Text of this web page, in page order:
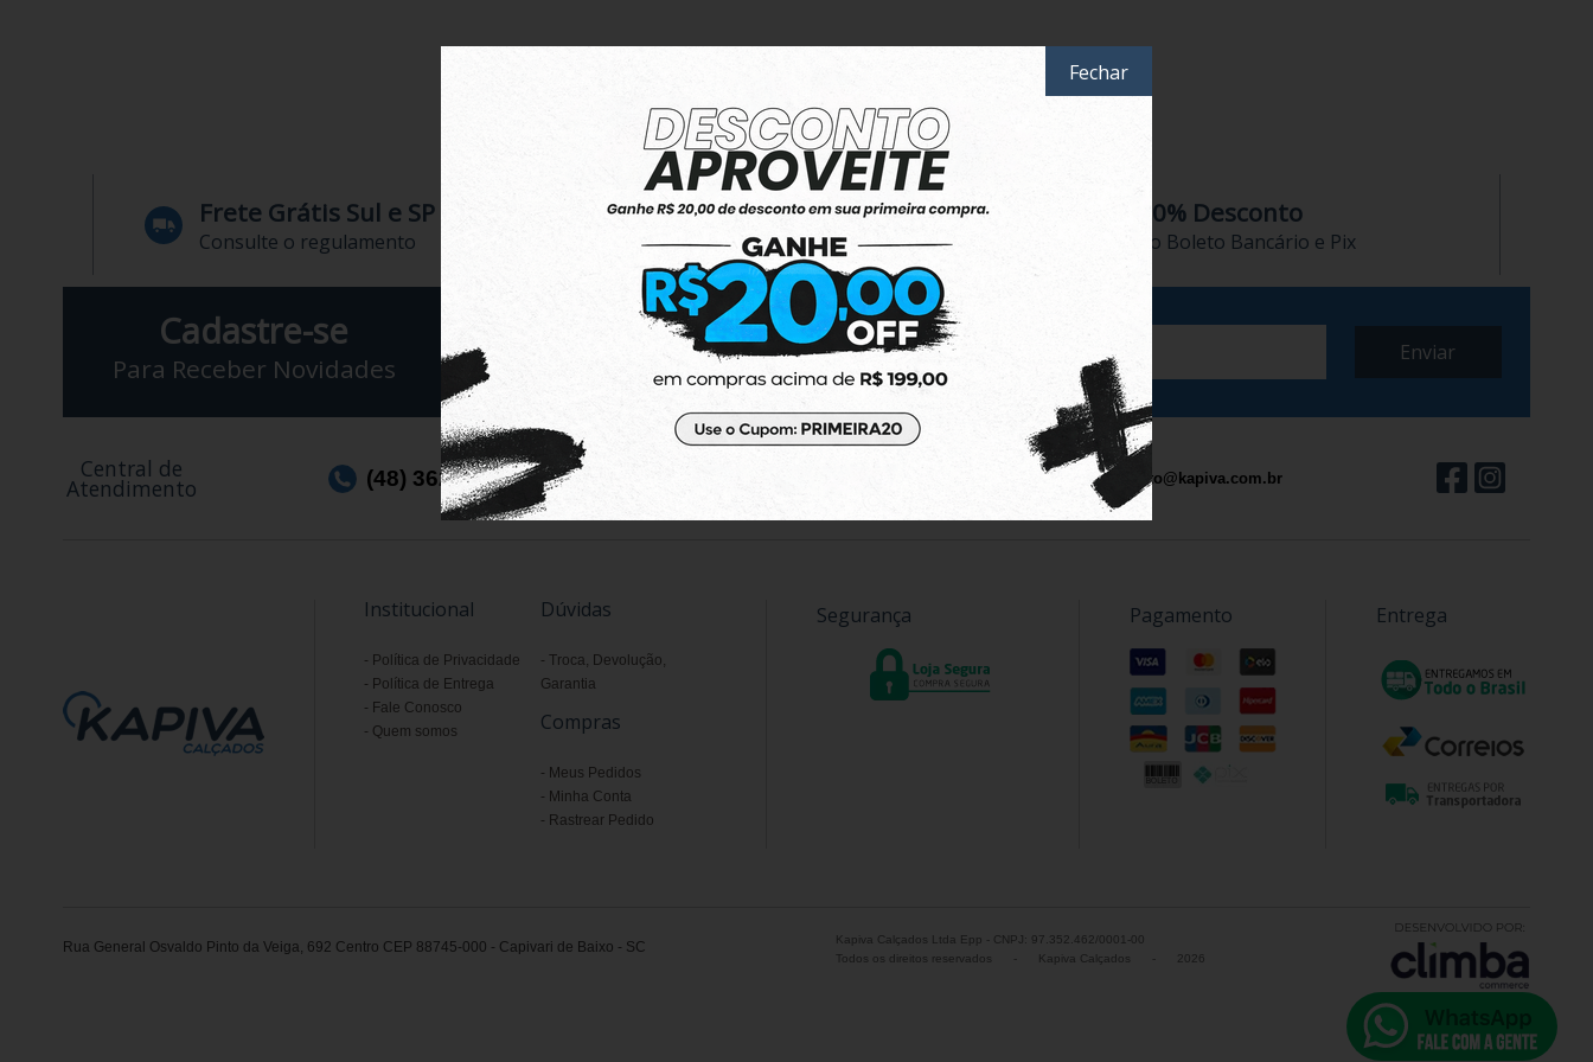
Frete Grátis Sul e SP
Consulte o regulamento
6x Sem Juros
no Cartão de Crédito
10% Desconto
no Boleto Bancário e Pix
Cadastre-se
Para Receber Novidades
Central de
Atendimento (48) 3623-1991 contato@kapiva.com.br
Institucional
Política de Privacidade
Política de Entrega
Fale Conosco
Quem somos
Dúvidas
Troca, Devolução,
Garantia
Compras
Meus Pedidos
Minha Conta
Rastrear Pedido
Segurança Pagamento Entrega
Rua General Osvaldo Pinto da Veiga, 692 Centro CEP 88745-000 - Capivari de Baixo - SC
Kapiva Calçados Ltda Epp - CNPJ: 97.352.462/0001-00
Todos os direitos reservados
- Kapiva Calçados - 2026
Fechar